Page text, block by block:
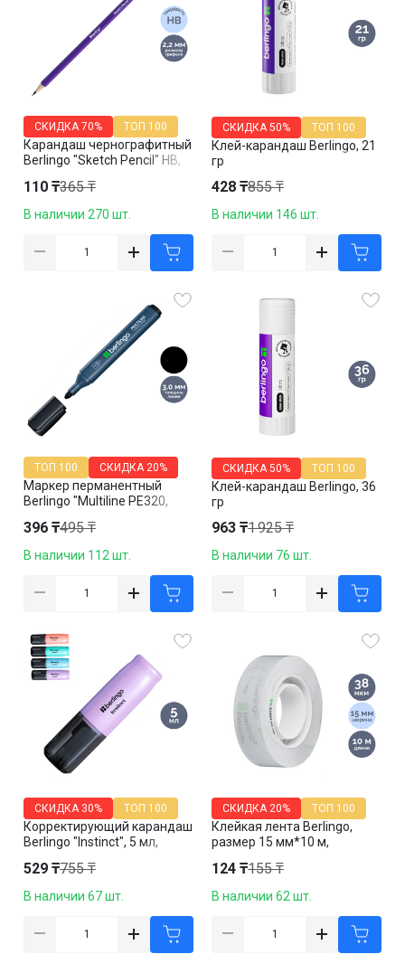
Карандаш чернографитный
Berlingo "Sketch Pencil" HB,
цена за штуку
СКИДКА 70% ТОП 100
110 ₸365 ₸
В наличии 270 шт.
Клей-карандаш Berlingo, 21
гр
СКИДКА 50% ТОП 100
428 ₸855 ₸
В наличии 146 шт.
Маркер перманентный
Berlingo "Multiline PE320,
мм, черный, цена за штуку
ТОП 100 СКИДКА 20%
396 ₸495 ₸
В наличии 112 шт.
Клей-карандаш Berlingo, 36
гр
СКИДКА 50% ТОП 100
963 ₸1 925 ₸
В наличии 76 шт.
Корректирующий карандаш
Berlingo "Instinct", 5 мл,
СКИДКА 30% ТОП 100
529 ₸755 ₸
В наличии 67 шт.
Клейкая лента Berlingo,
размер 15 мм*10 м,
СКИДКА 20% ТОП 100
124 ₸155 ₸
В наличии 62 шт.